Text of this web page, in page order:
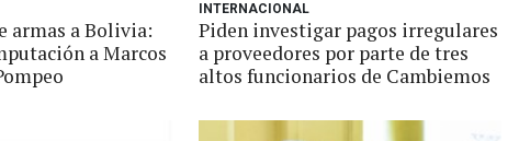
armas a Bolivia:
a Marcos
INTERNACIONAL
Piden investigar pagos irregulares
a proveedores por parte de tres
altos funcionarios de Cambiemos